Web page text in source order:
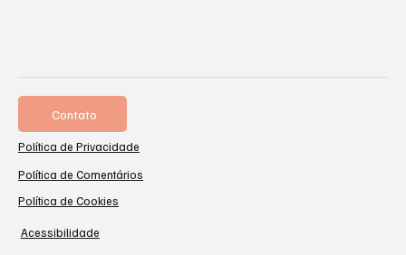
Contato
Política de Privacidade
Política de Comentários
Política de Cookies
Acessibilidade